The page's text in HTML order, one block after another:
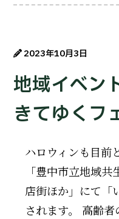
2023年10月3日
地域イベン
きてゆくフ
ハロウィンも目前
「豊中市立地域
店街ほか」にて「
されます。 高齢